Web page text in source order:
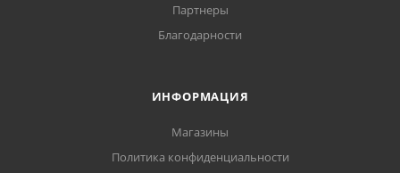
Партнеры
Благодарности
ИНФОРМАЦИЯ
Магазины
Политика конфиденциальности